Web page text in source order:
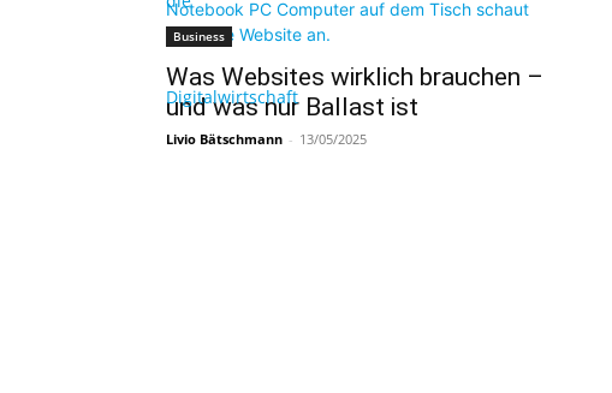
Business
Was Websites wirklich brauchen –
und was nur Ballast ist
Livio Bätschmann - 13/05/2025